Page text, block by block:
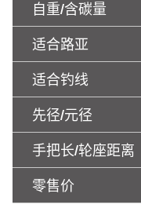
自重/含碳量
适合路亚
适合钓线
先径/元径
手把长/轮座距离
零售价